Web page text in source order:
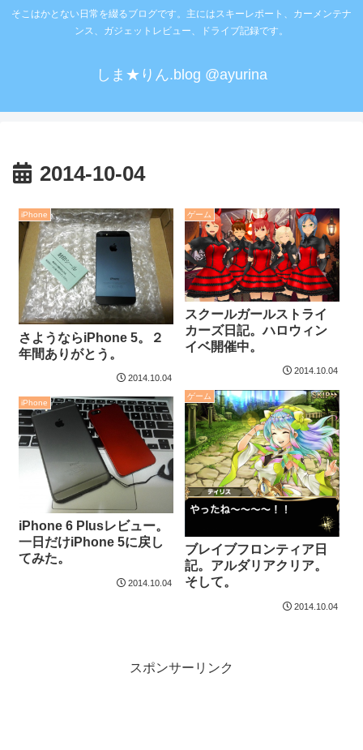
そこはかとない日常を綴るブログです。主にはスキーレポート、カーメンテナ
ンス、ガジェットレビュー、ドライブ記録です。
しま★りん.blog @ayurina
2014-10-04
iPhone
さようならiPhone 5。２
年間ありがとう。
2014.10.04
ゲーム
スクールガールストライ
カーズ日記。ハロウィン
イベ開催中。
2014.10.04
ゲーム
ブレイブフロンティア日
記。アルダリアクリア。
そして。
2014.10.04
iPhone
iPhone 6 Plusレビュー。
一日だけiPhone 5に戻し
てみた。
2014.10.04
スポンサーリンク